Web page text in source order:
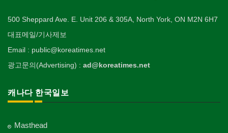
500 Sheppard Ave. E. Unit 206 & 305A, North York, ON M2N 6H7
대표메일/기사제보
Email : public@koreatimes.net
광고문의(Advertising) : ad@koreatimes.net
캐나다 한국일보
Masthead